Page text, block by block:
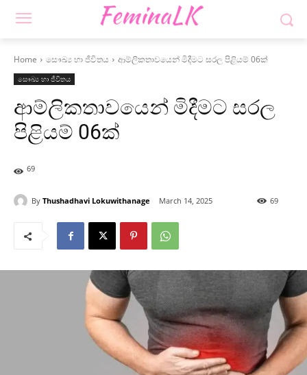
Home සෞඛ්‍ය හා ජීවිතය ආම්ලිකතාවයෙන් මිදීමට සරල පිළියම් 06ක්
සෞඛ්‍ය හා ජීවිතය
ආම්ලිකතාවයෙන් මිදීමට සරල
පිළියම් 06ක්
69
By Thushadhavi Lokuwithanage March 14, 2025 69